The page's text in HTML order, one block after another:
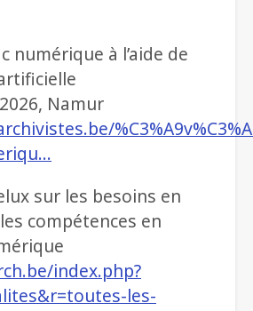
numérique à l’aide de
Namur
sur les besoins en
compétences en
index.php?
les-